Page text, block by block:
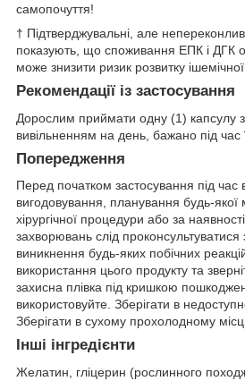
самопочуття!
† Підтверджувальні, але
показують, що споживання ЕПК і ДГК
може знизити ризик розвитку
Рекомендації із застосування
Дорослим приймати одну (1) капсулу
вивільненням на день, бажано під час
Попередження
Перед початком застосування під час
вигодовування, планування будь-якої
хірургічної процедури або за
захворювань слід проконсультуватися
виникнення будь-яких побічних
використання цього продукту та
захисна плівка під кришкою
використовуйте. Зберігати в
Зберігати в сухому прохолодному
Інші інгредієнти
Желатин, гліцерин (рослинного